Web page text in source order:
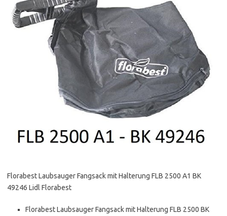
Florabest Laubsauger Fangsack mit Halterung FLB 2500 A1 BK
49246 Lidl Florabest
Florabest Laubsauger Fangsack mit Halterung FLB 2500 BK